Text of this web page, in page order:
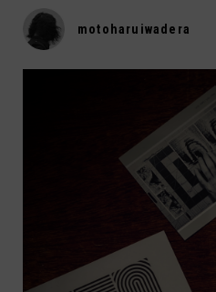
motoharuiwadera